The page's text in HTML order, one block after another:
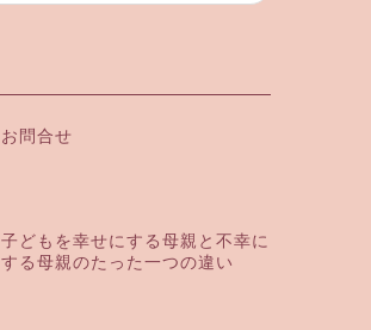
お問合せ
子どもを幸せにする母親と不幸に
する母親のたった一つの違い